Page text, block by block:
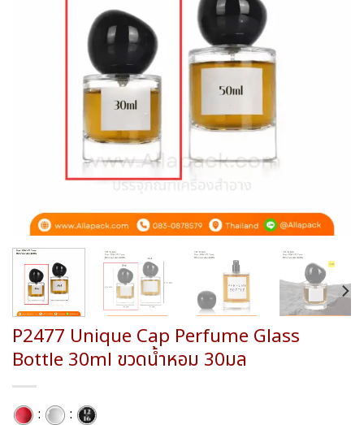
P2477 Unique Cap Perfume Glass
Bottle 30ml ขวดน้ำหอม 30มล
: :